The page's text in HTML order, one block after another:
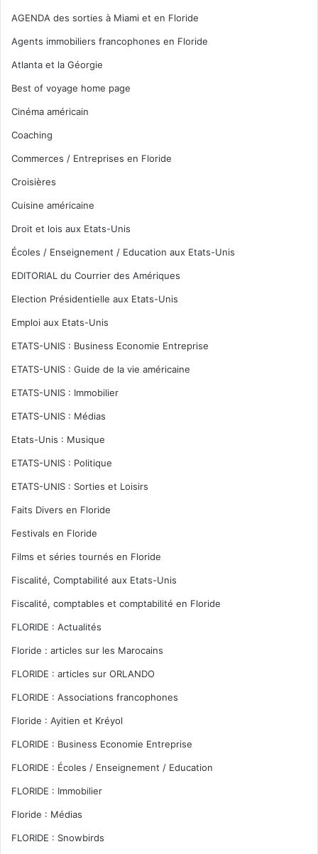
AGENDA des sorties à Miami et en Floride
Agents immobiliers francophones en Floride
Atlanta et la Géorgie
Best of voyage home page
Cinéma américain
Coaching
Commerces / Entreprises en Floride
Croisières
Cuisine américaine
Droit et lois aux Etats-Unis
Écoles / Enseignement / Education aux Etats-Unis
EDITORIAL du Courrier des Amériques
Election Présidentielle aux Etats-Unis
Emploi aux Etats-Unis
ETATS-UNIS : Business Economie Entreprise
ETATS-UNIS : Guide de la vie américaine
ETATS-UNIS : Immobilier
ETATS-UNIS : Médias
Etats-Unis : Musique
ETATS-UNIS : Politique
ETATS-UNIS : Sorties et Loisirs
Faits Divers en Floride
Festivals en Floride
Films et séries tournés en Floride
Fiscalité, Comptabilité aux Etats-Unis
Fiscalité, comptables et comptabilité en Floride
FLORIDE : Actualités
Floride : articles sur les Marocains
FLORIDE : articles sur ORLANDO
FLORIDE : Associations francophones
Floride : Ayitien et Kréyol
FLORIDE : Business Economie Entreprise
FLORIDE : Écoles / Enseignement / Education
FLORIDE : Immobilier
Floride : Médias
FLORIDE : Snowbirds